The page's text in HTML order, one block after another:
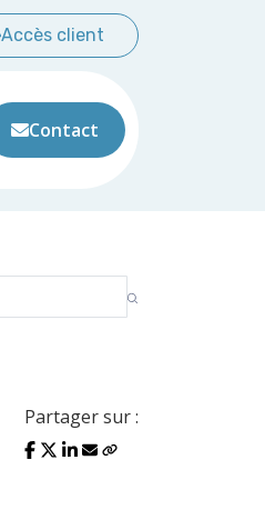
Accès client
Contact
Partager sur :